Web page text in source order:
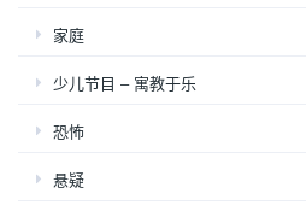
家庭
少儿节目 – 寓教于乐
恐怖
悬疑